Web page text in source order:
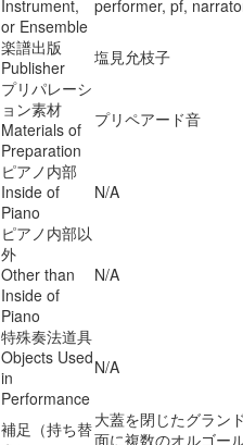
Instrument,
or Ensemble
performer, pf,
楽譜出版
Publisher
塩見允枝子
プリパレーシ
ョン素材
Materials of
Preparation
プリペアード音
ピアノ内部
Inside of
Piano
N/A
ピアノ内部以
外
Other than
Inside of
Piano
N/A
特殊奏法道具
Objects Used
in
Performance
N/A
補足（持ち替大蓋を閉じたグラン
面に複数のオルゴー